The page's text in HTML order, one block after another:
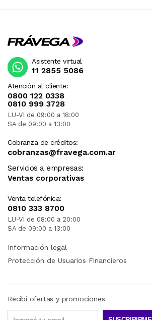
Atención al cliente:
0800 122 0338
0810 999 3728
LU-VI de 09:00 a 18:00
SA de 09:00 a 13:00
Cobranza de créditos:
cobranzas@fravega.com.ar
Servicios a empresas:
Ventas corporativas
Venta telefónica:
0810 333 8700
LU-VI de 08:00 a 20:00
SA de 09:00 a 13:00
Asistente virtual
11 2855 5086
Información legal
Protección de Usuarios Financieros
Recibí ofertas y promociones